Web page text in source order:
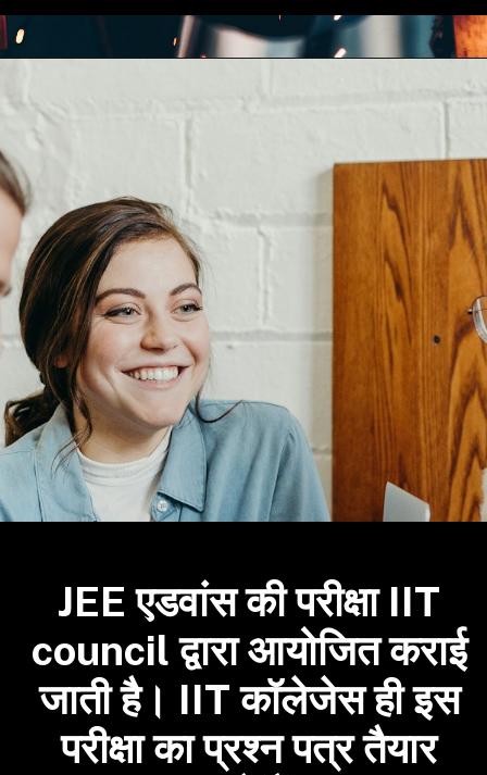
JEE एडवांस की परीक्षा IIT
council द्वारा आयोजित कराई
जाती है। IIT कॉलेजेस ही इस
परीक्षा का प्रश्न पत्र तैयार